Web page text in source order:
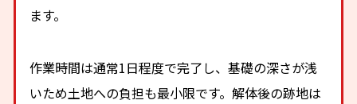
ます。
作業時間は通常1日程度で完了し、基礎の深さが浅
いため土地への負担も最小限です。解体後の跡地は